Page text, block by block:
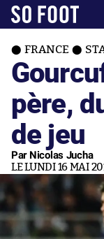
FRANCE
père,
de jeu
Par Nicolas Jucha
LE LUNDI 16 MAI